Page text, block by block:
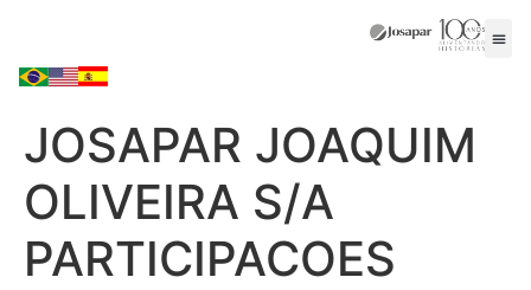
JOSAPAR JOAQUIM
OLIVEIRA S/A
PARTICIPACOES